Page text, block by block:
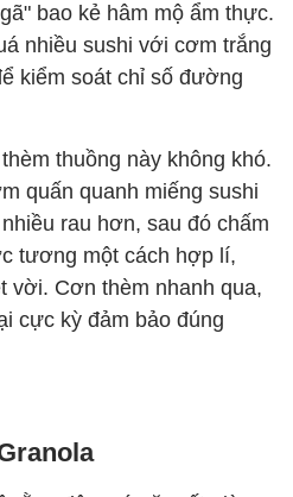
bao kẻ hâm mộ ẩm thực.
nhiều sushi với cơm trắng
kiểm soát chỉ số đường
thuồng này không khó.
quấn quanh miếng sushi
rau hơn, sau đó chấm
tương một cách hợp lí,
vời. Cơn thèm nhanh qua,
cực kỳ đảm bảo đúng